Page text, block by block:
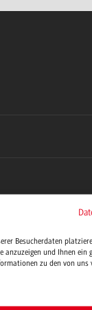
Besucherdaten
anzuzeigen und Ihnen ein
zu den von uns